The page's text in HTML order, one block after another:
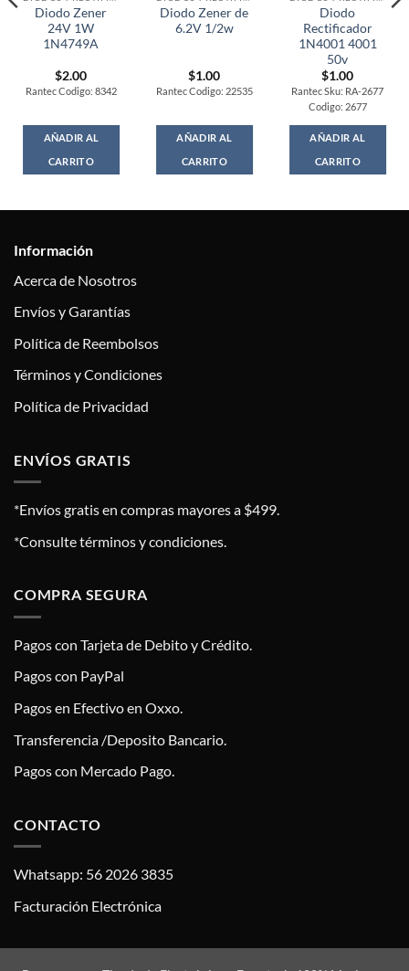
Diodo Zener
24V 1W
1N4749A
$2.00
Rantec Codigo: 8342
AÑADIR AL
CARRITO
Diodo Zener de
6.2V 1/2w
$1.00
Rantec Codigo: 22535
AÑADIR AL
CARRITO
Diodo
Rectificador
1N4001 4001
50v
$1.00
Rantec Sku: RA-2677
Codigo: 2677
AÑADIR AL
CARRITO
Información
Acerca de Nosotros
Envíos y Garantías
Política de Reembolsos
Términos y Condiciones
Política de Privacidad
ENVÍOS GRATIS
*Envíos gratis en compras mayores a $499.
*Consulte términos y condiciones.
COMPRA SEGURA
Pagos con Tarjeta de Debito y Crédito.
Pagos con PayPal
Pagos en Efectivo en Oxxo.
Transferencia /Deposito Bancario.
Pagos con Mercado Pago.
CONTACTO
Whatsapp: 56 2026 3835
Facturación Electrónica